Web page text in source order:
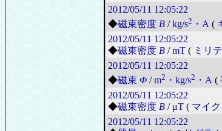
2012/05/11 12:05:22
◆磁束密度 B /kg/s2 ・A (
2012/05/11 12:05:22
◆磁束密度 B /mT ( ミリ
2012/05/11 12:05:22
◆磁束 Φ /m2 ・kg/s2 ・A (
2012/05/11 12:05:22
◆磁束密度 B / μT ( マイ
2012/05/11 12:05:22